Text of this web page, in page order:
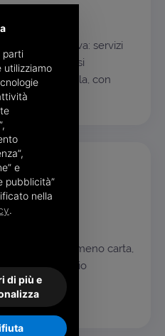
positiva: servizi
di qualsiasi
su larga scala, con
significa meno carta,
e meno spazio
una scelta di
parti
utilizziamo
e
pubblicità”
nella
.
di più e